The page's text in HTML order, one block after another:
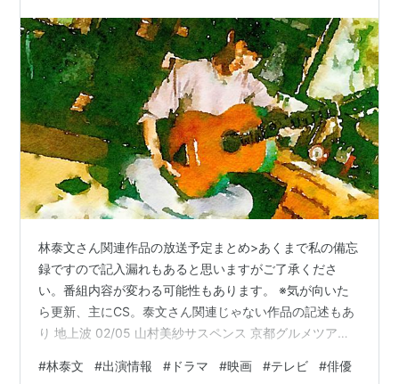
林泰文さん関連作品の放送予定まとめ>あくまで私の備忘
録ですので記入漏れもあると思いますがご了承くださ
い。番組内容が変わる可能性もあります。 ※気が向いた
ら更新、主にCS。泰文さん関連じゃない作品の記述もあ
り 地上波 02/05 山村美紗サスペンス 京都グルメツアー
イプレイヤーズ～名脇役の森の１００日間～ 00:12～
#林泰文 #出演情報 # ドラマ #映画 #テレビ #俳優